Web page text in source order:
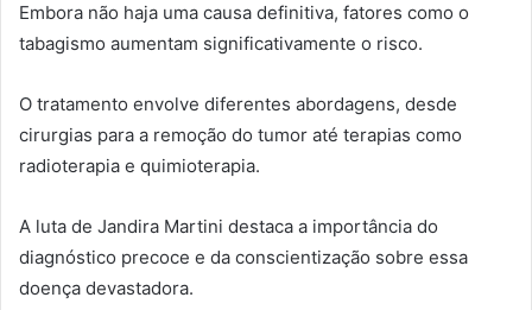
Embora não haja uma causa definitiva, fatores como o
tabagismo aumentam significativamente o risco.
O tratamento envolve diferentes abordagens, desde
cirurgias para a remoção do tumor até terapias como
radioterapia e quimioterapia.
A luta de Jandira Martini destaca a importância do
diagnóstico precoce e da conscientização sobre essa
doença devastadora.